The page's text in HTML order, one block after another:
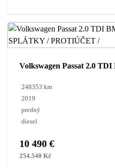
248353 km
2019
predný
diesel
10 490 €
254.540 Kč